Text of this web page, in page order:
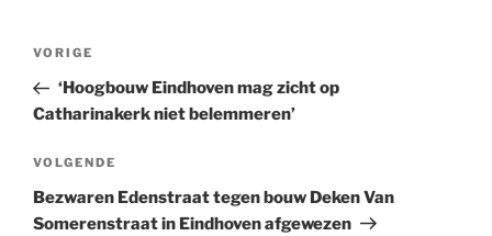
Bericht
Vorig
bericht
VORIGE
‘Hoogbouw Eindhoven mag zicht op
Catharinakerk niet belemmeren’
Volgend
bericht
VOLGENDE
Bezwaren Edenstraat tegen bouw Deken Van
Somerenstraat in Eindhoven afgewezen